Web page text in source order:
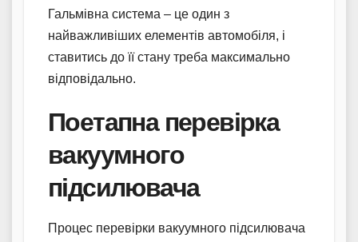
Гальмівна система – це один з
найважливіших елементів автомобіля, і
ставитись до її стану треба максимально
відповідально.
Поетапна перевірка
вакуумного
підсилювача
Процес перевірки вакуумного підсилювача